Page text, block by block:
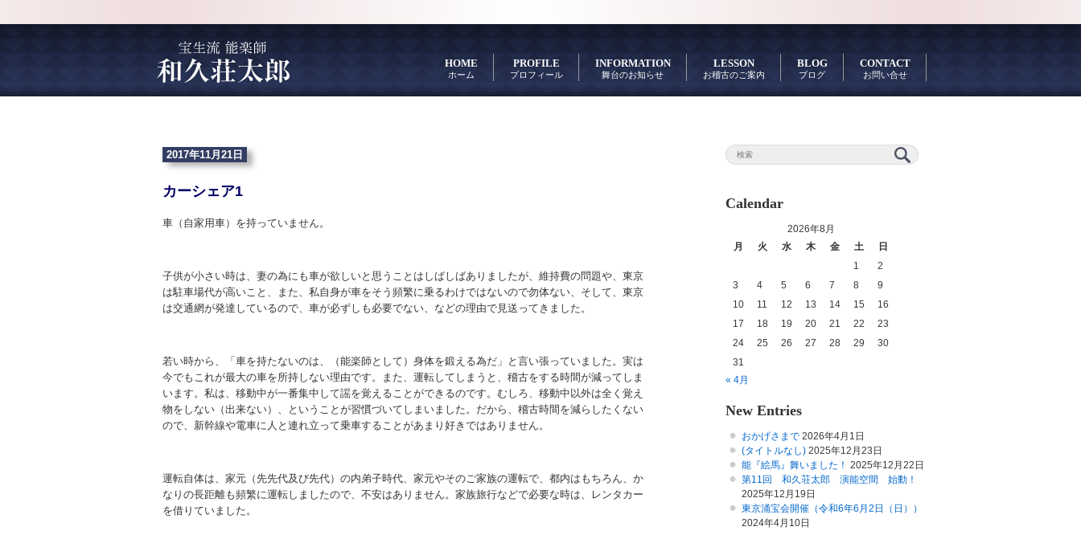
HOME
ホーム
PROFILE
プロフィール
INFORMATION
舞台のお知らせ
LESSON
お稽古のご案内
BLOG
ブログ
CONTACT
お問い合せ
2017年11月21日
カーシェア1
車（自家用車）を持っていません。
子供が小さい時は、妻の為にも車が欲しいと思うことはしばしばありましたが、維持費の問題や、東京
は駐車場代が高いこと、また、私自身が車をそう頻繁に乗るわけではないので勿体ない、そして、東京
は交通網が発達しているので、車が必ずしも必要でない、などの理由で見送ってきました。
若い時から、「車を持たないのは、（能楽師として）身体を鍛える為だ」と言い張っていました。実は
今でもこれが最大の車を所持しない理由です。また、運転してしまうと、稽古をする時間が減ってしま
います。私は、移動中が一番集中して謡を覚えることができるのです。むしろ、移動中以外は全く覚え
物をしない（出来ない）、ということが習慣づいてしまいました。だから、稽古時間を減らしたくない
ので、新幹線や電車に人と連れ立って乗車することがあまり好きではありません。
運転自体は、家元（先先代及び先代）の内弟子時代、家元やそのご家族の運転で、都内はもちろん、か
なりの長距離も頻繁に運転しましたので、不安はありません。家族旅行などで必要な時は、レンタカー
を借りていました。
Calendar
2026年8月
月
火 水 木 金 土
日
1
2
3
4 5 6 7 8
9
10
11 12 13 14 15
16
17
18 19 20 21 22
23
24
25 26 27 28 29
30
31
« 4月
New Entries
おかげさまで 2026年4月1日
(タイトルなし) 2025年12月23日
能『絵馬』舞いました！ 2025年12月22日
第11回 和久荘太郎 演能空間 始動！
2025年12月19日
東京涌宝会開催（令和6年6月2日（日））
2024年4月10日